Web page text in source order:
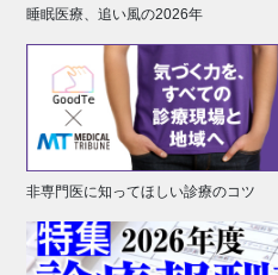
睡眠医療、追い風の2026年
非専門医に知ってほしい診療のコツ